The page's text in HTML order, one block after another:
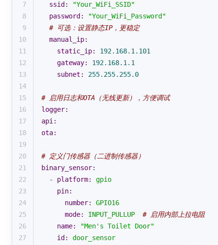
7
ssid:
"Your_WiFi_SSID"
8
password:
"Your_WiFi_Password"
9
# 可选：设置静态IP，更稳定
10
manual_ip:
11
static_ip: 192.168.1 .101
12
gateway: 192.168.1 .1
13
subnet: 255.255.255.0
14
15
# 启用日志和OTA（无线更新），方便调试
16
logger:
17
api:
18
ota:
19
20
# 定义门传感器（二进制传感器）
21
binary_sensor:
22
- platform:
gpio
23
pin:
24
number:
GPIO16
25
mode: INPUT_PULLUP
# 启用内部上拉电阻
26
name:
"Men's Toilet Door"
27
id:
door_sensor